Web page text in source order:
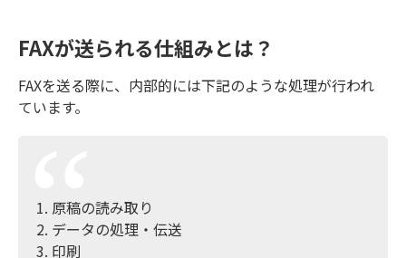
FAXが送られる仕組みとは？
FAXを送る際に、内部的には下記のような処理が行われ
ています。
原稿の読み取り
データの処理・伝送
印刷